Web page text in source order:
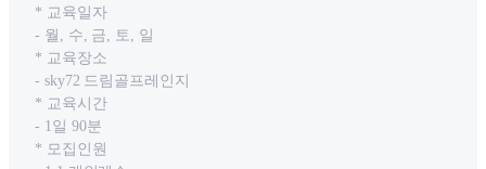
* 교육일자
- 월, 수, 금, 토, 일
* 교육장소
- sky72 드림골프레인지
* 교육시간
- 1일 90분
* 모집인원